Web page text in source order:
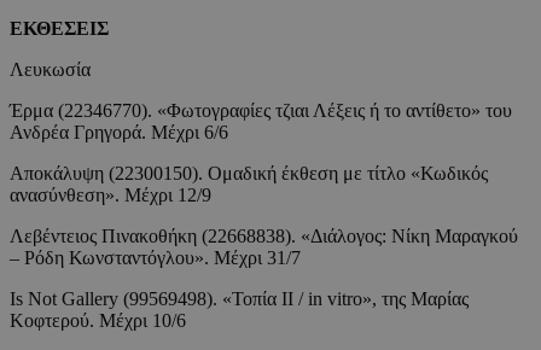
EΚΘΕΣΕΙΣ
Λευκωσία
Έρμα (22346770). «Φωτογραφίες τζιαι Λέξεις ή το αντίθετο» του
Ανδρέα Γρηγορά. Μέχρι 6/6
Αποκάλυψη (22300150). Ομαδική έκθεση με τίτλο «Κωδικός
ανασύνθεση». Μέχρι 12/9
Λεβέντειος Πινακοθήκη (22668838). «Διάλογος: Νίκη Μαραγκού
– Ρόδη Κωνσταντόγλου». Μέχρι 31/7
Is Not Gallery (99569498). «Τοπία II / in vitro», της Μαρίας
Κοφτερού. Μέχρι 10/6